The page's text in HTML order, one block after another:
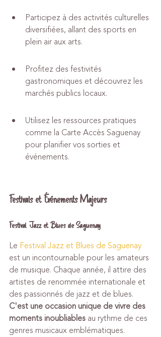
Participez à des activités culturelles
diversifiées, allant des sports en
plein air aux arts.
Profitez des festivités
gastronomiques et découvrez les
marchés publics locaux.
Utilisez les ressources pratiques
comme la Carte Accès Saguenay
pour planifier vos sorties et
événements.
Festivals et Événements Majeurs
Festival Jazz et Blues de Saguenay
Le Festival Jazz et Blues de Saguenay
est un incontournable pour les amateurs
de musique. Chaque année, il attire des
artistes de renommée internationale et
des passionnés de jazz et de blues.
C'est une occasion unique de vivre des
moments inoubliables au rythme de ces
genres musicaux emblématiques.